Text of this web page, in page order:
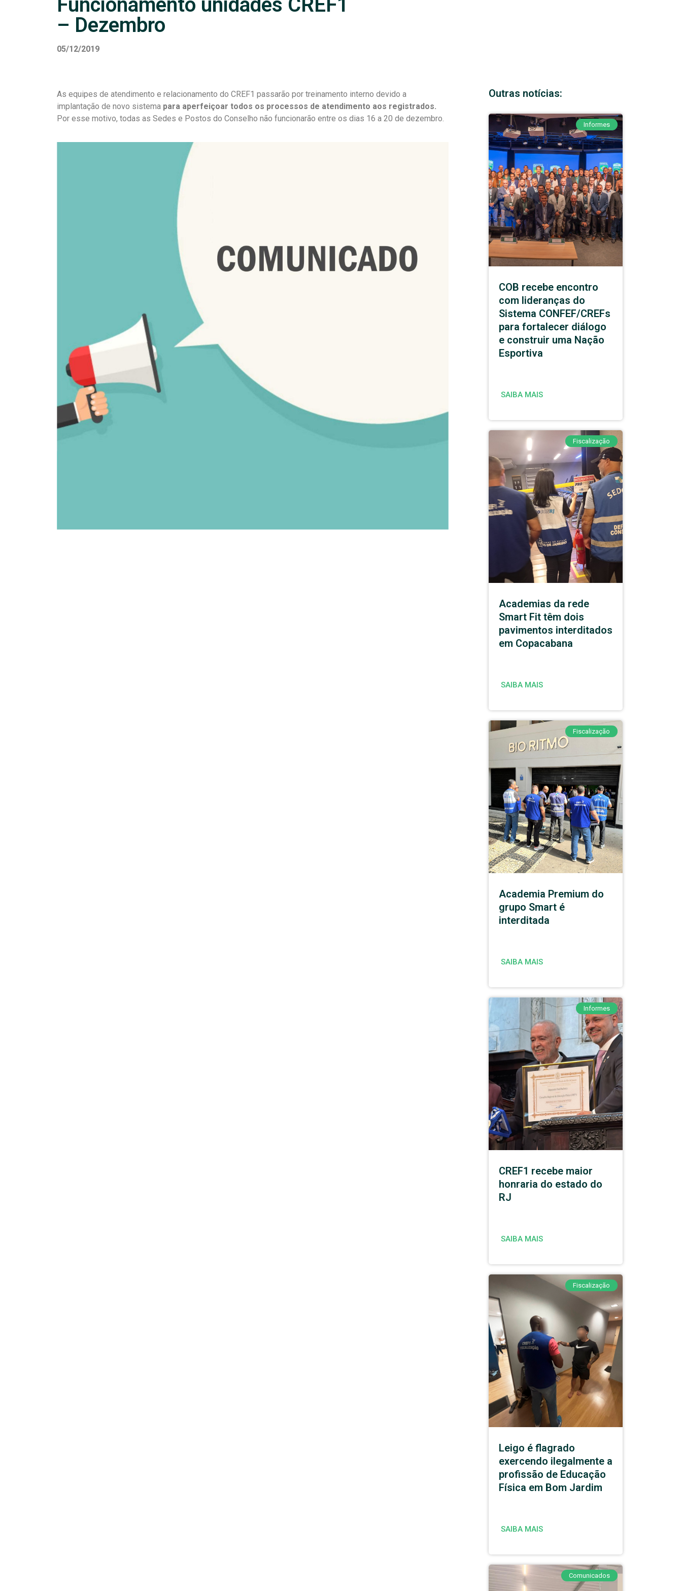
Funcionamento unidades CREF1
– Dezembro
05/12/2019
As equipes de atendimento e relacionamento do CREF1 passarão por treinamento interno devido a
implantação de novo sistema para aperfeiçoar todos os processos de atendimento aos registrados.
Por esse motivo, todas as Sedes e Postos do Conselho não funcionarão entre os dias 16 a 20 de dezembro.
Outras notícias:
Informes
COB recebe encontro
com lideranças do
Sistema CONFEF/CREFs
para fortalecer diálogo
e construir uma Nação
Esportiva
SAIBA MAIS
Fiscalização
Academias da rede
Smart Fit têm dois
pavimentos interditados
em Copacabana
SAIBA MAIS
Fiscalização
Academia Premium do
grupo Smart é
interditada
SAIBA MAIS
Informes
CREF1 recebe maior
honraria do estado do
RJ
SAIBA MAIS
Fiscalização
Leigo é flagrado
exercendo ilegalmente a
profissão de Educação
Física em Bom Jardim
SAIBA MAIS
Comunicados